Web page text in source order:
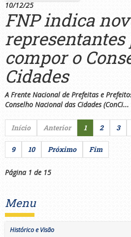
10/12/25
FNP indica
representantes
compor o
Cidades
A Frente Nacional de Prefeitas e
Conselho Nacional das Cidades (ConCi...
Início
Anterior 1 2 3
9
10 Próximo Fim
Página 1 de 15
Menu
Histórico e Visão